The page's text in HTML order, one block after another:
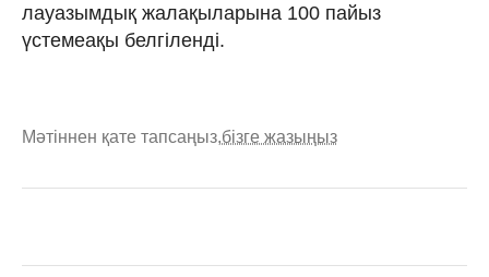
лауазымдық жалақыларына 100 пайыз
үстемеақы белгіленді.
Мәтіннен қате тапсаңыз,бізге жазыңыз